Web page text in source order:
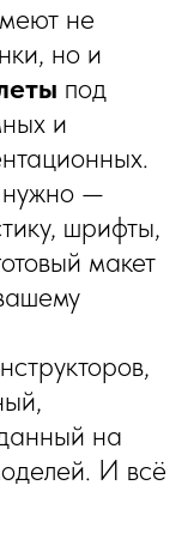
не
но и
под
и
нужно —
шрифты,
макет
на
И всё